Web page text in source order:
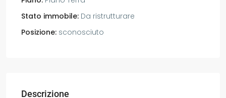
Stato immobile: Da ristrutturare
Posizione: sconosciuto
Descrizione